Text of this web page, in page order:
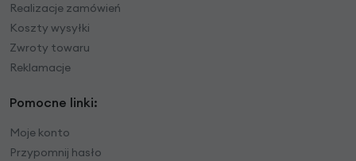
Realizacje zamówień
Koszty wysyłki
Zwroty towaru
Reklamacje
Pomocne linki:
Moje konto
Przypomnij hasło